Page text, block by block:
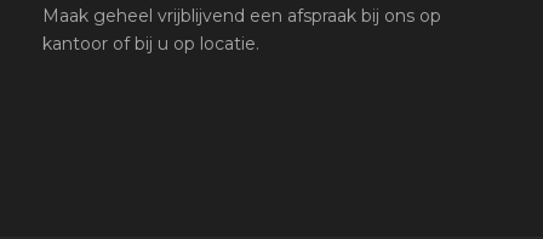
Maak geheel vrijblijvend een afspraak bij ons op
kantoor of bij u op locatie.